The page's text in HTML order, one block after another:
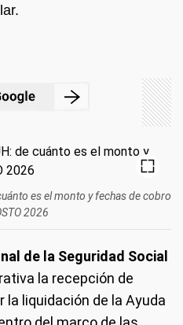
es el monto y fechas de cobro
2026
de la Seguridad Social
la recepción de
liquidación de la Ayuda